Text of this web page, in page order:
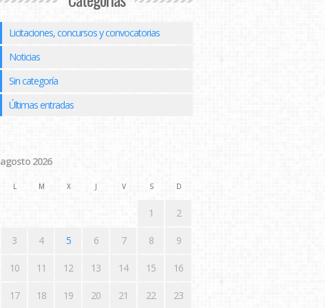
Licitaciones, concursos y convocatorias
Noticias
Sin categoría
Últimas entradas
agosto 2026
L M X J V S D
1 2
3 4 5 6 7 8 9
10 11 12 13 14 15 16
17 18 19 20 21 22 23